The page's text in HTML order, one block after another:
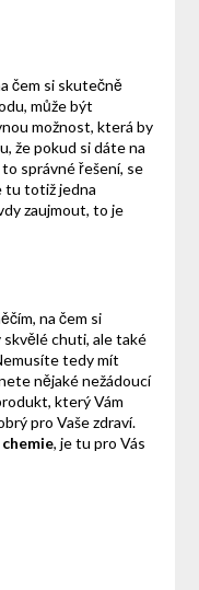
čem si skutečně
může být
možnost, která by
že pokud si dáte na
správné řešení, se
tu totiž jedna
zaujmout, to je
na čem si
chuti, ale také
tedy mít
nějaké nežádoucí
který Vám
pro Vaše zdraví.
, je tu pro Vás